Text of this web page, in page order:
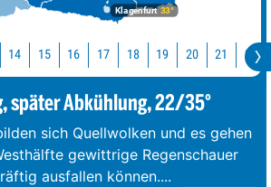
Klagenfurt 33°
14 15 16 17 18 19 20 21 22
später Abkühlung, 22/35°
sich Quellwolken und es gehen
gewittrige Regenschauer
ausfallen können....